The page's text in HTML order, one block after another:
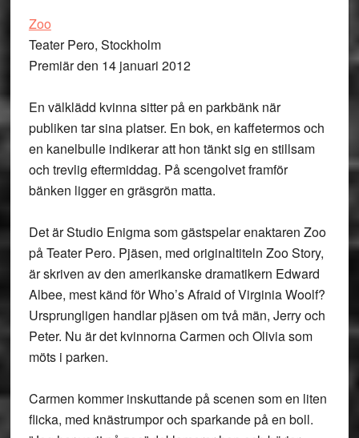
Zoo
Teater Pero, Stockholm
Premiär den 14 januari 2012
En välklädd kvinna sitter på en parkbänk när
publiken tar sina platser. En bok, en kaffetermos och
en kanelbulle indikerar att hon tänkt sig en stillsam
och trevlig eftermiddag. På scengolvet framför
bänken ligger en gräsgrön matta.
Det är Studio Enigma som gästspelar enaktaren Zoo
på Teater Pero. Pjäsen, med originaltiteln Zoo Story,
är skriven av den amerikanske dramatikern Edward
Albee, mest känd för Who’s Afraid of Virginia Woolf?
Ursprungligen handlar pjäsen om två män, Jerry och
Peter. Nu är det kvinnorna Carmen och Olivia som
möts i parken.
Carmen kommer inskuttande på scenen som en liten
flicka, med knästrumpor och sparkande på en boll.